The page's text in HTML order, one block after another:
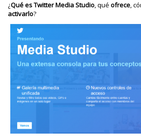
¿Qué es Twitter Media Studio, quéofrece,
activarlo?